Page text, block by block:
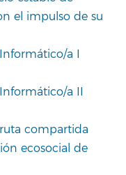
el impulso de su
a I
a II
compartida
ecosocial de